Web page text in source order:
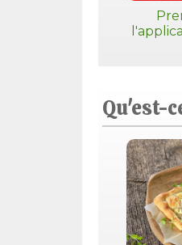
Qu'est-